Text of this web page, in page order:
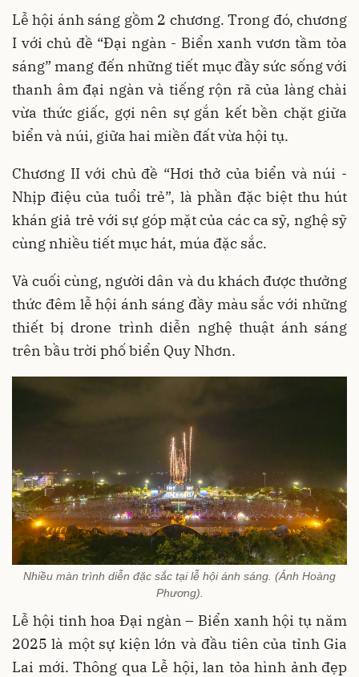
Lễ hội ánh sáng gồm 2 chương. Trong đó, chương
I với chủ đề “Đại ngàn - Biển xanh vươn tầm tỏa
sáng” mang đến những tiết mục đầy sức sống với
thanh âm đại ngàn và tiếng rộn rã của làng chài
vừa thức giấc, gợi nên sự gắn kết bền chặt giữa
biển và núi, giữa hai miền đất vừa hội tụ.
Chương II với chủ đề “Hơi thở của biển và núi -
Nhịp điệu của tuổi trẻ”, là phần đặc biệt thu hút
khán giả trẻ với sự góp mặt của các ca sỹ, nghệ sỹ
cùng nhiều tiết mục hát, múa đặc sắc.
Và cuối cùng, người dân và du khách được thưởng
thức đêm lễ hội ánh sáng đầy màu sắc với những
thiết bị drone trình diễn nghệ thuật ánh sáng
trên bầu trời phố biển Quy Nhơn.
Nhiều màn trình diễn đặc sắc tại lễ hội ánh sáng. (Ảnh Hoàng
Phương).
Lễ hội tinh hoa Đại ngàn – Biển xanh hội tụ năm
2025 là một sự kiện lớn và đầu tiên của tỉnh Gia
Lai mới. Thông qua Lễ hội, lan tỏa hình ảnh đẹp